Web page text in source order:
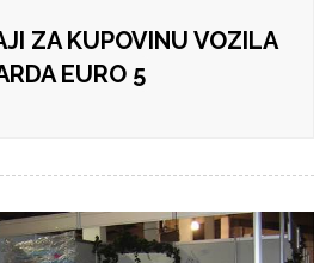
ZA KUPOVINU VOZILA
EURO 5